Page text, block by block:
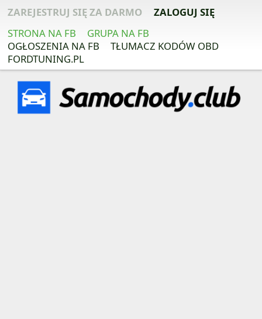
ZAREJESTRUJ SIĘ ZA DARMO
ZALOGUJ SIĘ
STRONA NA FB
GRUPA NA FB
OGŁOSZENIA NA FB
TŁUMACZ KODÓW OBD
FORDTUNING.PL